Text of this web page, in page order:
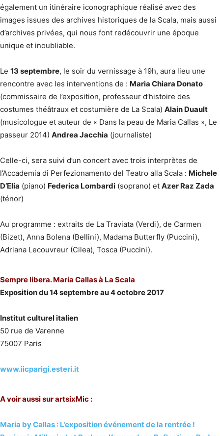
également un itinéraire iconographique réalisé avec des
images issues des archives historiques de la Scala, mais aussi
d’archives privées, qui nous font redécouvrir une époque
unique et inoubliable.
Le 13 septembre, le soir du vernissage à 19h, aura lieu une
rencontre avec les interventions de : Maria Chiara Donato
(commissaire de l’exposition, professeur d’histoire des
costumes théâtraux et costumière de La Scala) Alain Duault
(musicologue et auteur de « Dans la peau de Maria Callas », Le
passeur 2014) Andrea Jacchia (journaliste)
Celle-ci, sera suivi d’un concert avec trois interprètes de
l’Accademia di Perfezionamento del Teatro alla Scala : Michele
D’Elia (piano) Federica Lombardi (soprano) et Azer Raz Zada
(ténor)
Au programme : extraits de La Traviata (Verdi), de Carmen
(Bizet), Anna Bolena (Bellini), Madama Butterfly (Puccini),
Adriana Lecouvreur (Cilea), Tosca (Puccini).
Sempre libera. Maria Callas à La Scala
Exposition du 14 septembre au 4 octobre 2017
Institut culturel italien
50 rue de Varenne
75007 Paris
www.iicparigi.esteri.it
A voir aussi sur artsixMic :
Maria by Callas : L’exposition événement de la rentrée !